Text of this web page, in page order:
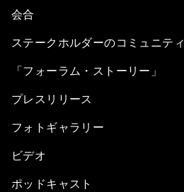
会合
ステークホルダーのコミュニティ
「フォーラム・ストーリー」
プレスリリース
フォトギャラリー
ビデオ
ポッドキャスト